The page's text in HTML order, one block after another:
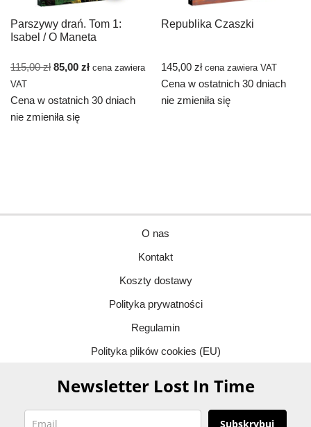
Parszywy drań. Tom 1:
Isabel / O Maneta
115,00zł 85,00 zł cena zawiera
VAT
Cena w ostatnich 30 dniach
nie zmieniła się
Republika Czaszki
145,00zł cena zawiera VAT
Cena w ostatnich 30 dniach
nie zmieniła się
O nas
Kontakt
Koszty dostawy
Polityka prywatności
Regulamin
Polityka plików cookies (EU)
Newsletter Lost In Time
Subskrybuj